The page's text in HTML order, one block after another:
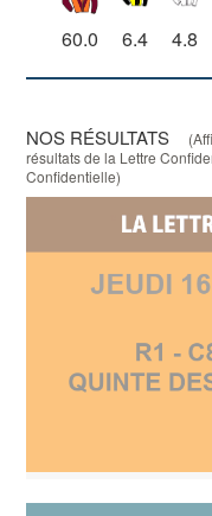
60.0 6.4 4.8
NOS RÉSULTATS
résultats de la Lettre
Confidentielle)